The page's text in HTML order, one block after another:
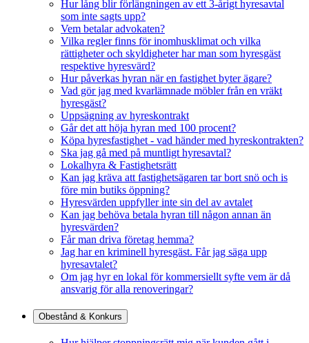
Hur lång blir förlängningen av ett 3-årigt hyresavtal
som inte sagts upp?
Vem betalar advokaten?
Vilka regler finns för inomhusklimat och vilka
rättigheter och skyldigheter har man som hyresgäst
respektive hyresvärd?
Hur påverkas hyran när en fastighet byter ägare?
Vad gör jag med kvarlämnade möbler från en vräkt
hyresgäst?
Uppsägning av hyreskontrakt
Går det att höja hyran med 100 procent?
Köpa hyresfastighet - vad händer med hyreskontrakten?
Ska jag gå med på muntligt hyresavtal?
Lokalhyra & Fastighetsrätt
Kan jag kräva att fastighetsägaren tar bort snö och is
före min butiks öppning?
Hyresvärden uppfyller inte sin del av avtalet
Kan jag behöva betala hyran till någon annan än
hyresvärden?
Får man driva företag hemma?
Jag har en kriminell hyresgäst. Får jag säga upp
hyresavtalet?
Om jag hyr en lokal för kommersiellt syfte vem är då
ansvarig för alla renoveringar?
Obestånd & Konkurs